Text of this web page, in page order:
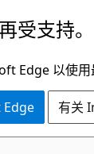
受支持。
Edge 以使用
有关